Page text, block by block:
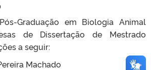
Graduação em Biologia Animal
de Dissertação de Mestrado
a seguir:
Machado